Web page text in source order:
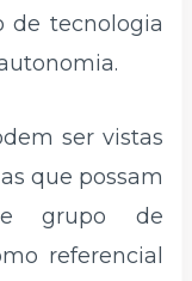
de tecnologia
ser vistas
que possam
grupo de
referencial